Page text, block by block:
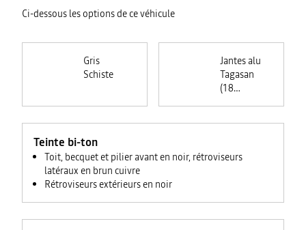
Ci-dessous les options de ce véhicule
Gris
Schiste
Jantes alu
Tagasan
(18
Teinte bi-ton
Toit, becquet et pilier avant en noir, rétroviseurs
latéraux en brun cuivre
Rétroviseurs extérieurs en noir